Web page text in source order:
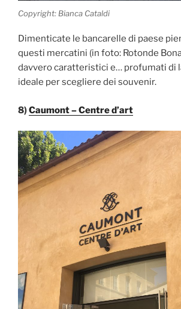
Copyright: Bianca Cataldi
Dimenticate le bancarelle di paese
questi mercatini (in foto: Rotonde
davvero caratteristici e… profumati di
ideale per scegliere dei souvenir.
8)Caumont – Centre d’art